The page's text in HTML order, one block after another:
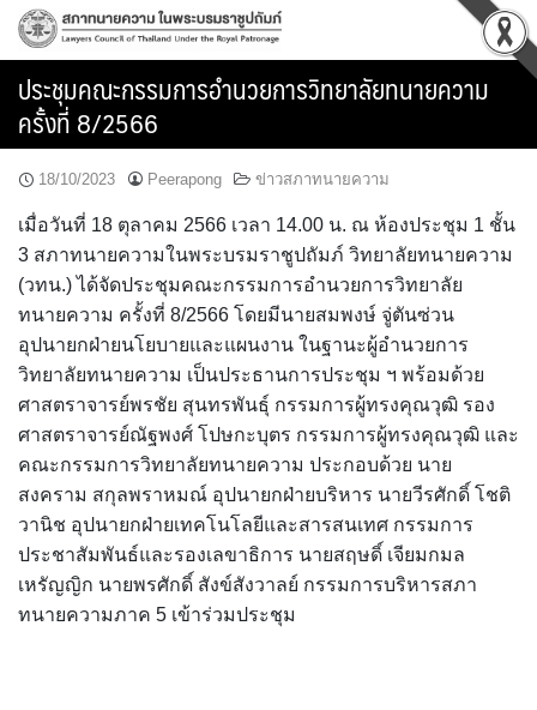
Skip
ประชุมคณะกรรมการอำนวยการวิทยาลัยทนายความ
ครั้งที่ 8/2566
18/10/2023 Peerapong ข่าวสภาทนายความ
เมื่อวันที่ 18 ตุลาคม 2566 เวลา 14.00 น. ณ ห้องประชุม 1 ชั้น
3 สภาทนายความในพระบรมราชูปถัมภ์ วิทยาลัยทนายความ
(วทน.) ได้จัดประชุมคณะกรรมการอำนวยการวิทยาลัย
ทนายความ ครั้งที่ 8/2566 โดยมีนายสมพงษ์ จู่ตันซ่วน
อุปนายกฝ่ายนโยบายและแผนงาน ในฐานะผู้อำนวยการ
วิทยาลัยทนายความ เป็นประธานการประชุม ฯ พร้อมด้วย
ศาสตราจารย์พรชัย สุนทรพันธุ์ กรรมการผู้ทรงคุณวุฒิ รอง
ศาสตราจารย์ณัฐพงศ์ โปษกะบุตร กรรมการผู้ทรงคุณวุฒิ และ
คณะกรรมการวิทยาลัยทนายความ ประกอบด้วย นาย
สงคราม สกุลพราหมณ์ อุปนายกฝ่ายบริหาร นายวีรศักดิ์ โชติ
วานิช อุปนายกฝ่ายเทคโนโลยีและสารสนเทศ กรรมการ
ประชาสัมพันธ์และรองเลขาธิการ นายสฤษดิ์ เจียมกมล
เหรัญญิก นายพรศักดิ์ สังข์สังวาลย์ กรรมการบริหารสภา
ทนายความภาค 5 เข้าร่วมประชุม